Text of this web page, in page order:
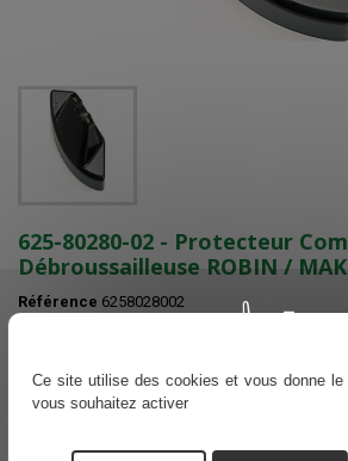
625-80280-02 - Protecteur
Débroussailleuse ROBIN /
Référence 6258028002
COMMANDER
IL N'EXISTE PAS DE REMPLACEMENT
Ce site utilise des cookies et vous donne
vous souhaitez activer